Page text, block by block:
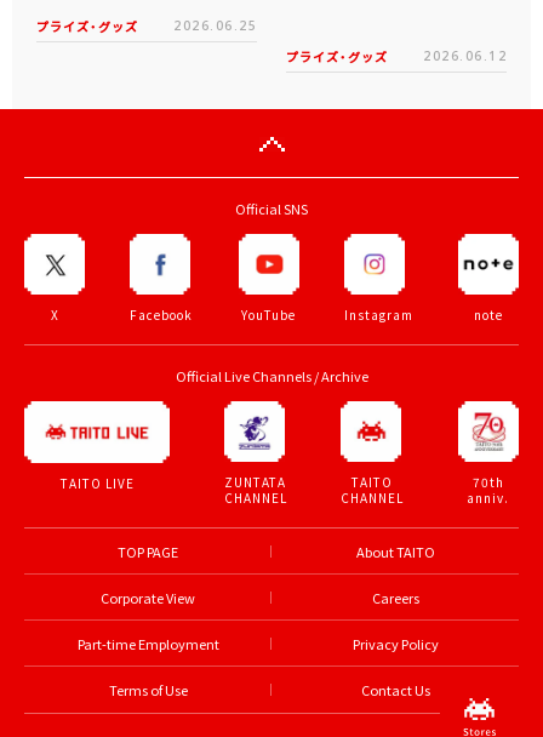
プライズ・グッズ 2026.06.25
プライズ・グッズ 2026.06.12
Official SNS
X Facebook YouTube Instagram note
Official Live Channels / Archive
TAITO LIVE
ZUNTATA
CHANNEL
TAITO
CHANNEL
70th
anniv.
TOP PAGE About TAITO
Corporate View Careers
Part-time Employment Privacy Policy
Terms of Use Contact Us